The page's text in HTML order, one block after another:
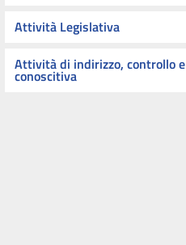
Attività Legislativa
Attività di indirizzo, controllo e
conoscitiva